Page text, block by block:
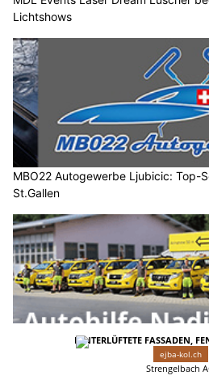
Lichtshows
MBO22 Autogewerbe Ljubicic: Top-
St.Gallen
Autohilfe Nadig AG, Flums SG &